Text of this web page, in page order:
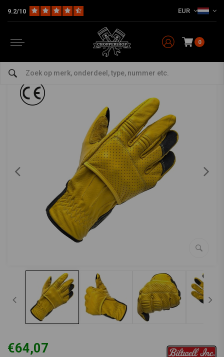
9.2/10 EUR
0
The Biker Handschoenen Borrego handschoenen - goud / zwart
bekijk alles van Biltwell
Borrego handschoenen - goud / zwart
€64,07